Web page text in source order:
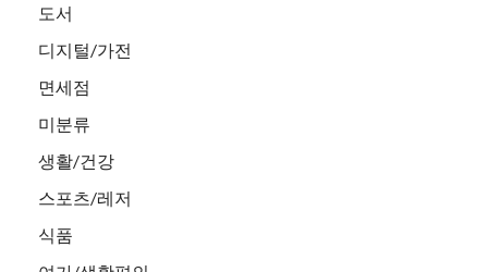
도서
디지털/가전
면세점
미분류
생활/건강
스포츠/레저
식품